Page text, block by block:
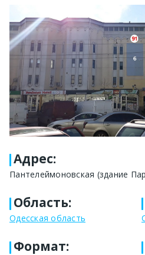
Адрес:
Пантелеймоновская (здание
Область:
Одесская область
Формат: